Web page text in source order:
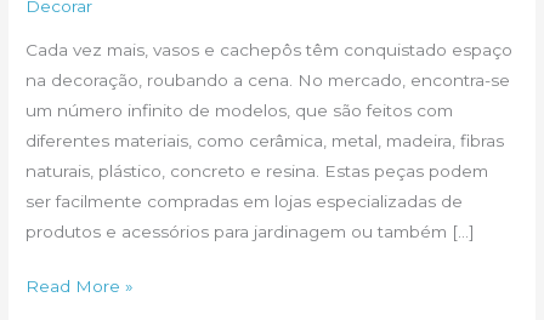
Decorar
Cada vez mais, vasos e cachepôs têm conquistado espaço
na decoração, roubando a cena. No mercado, encontra-se
um número infinito de modelos, que são feitos com
diferentes materiais, como cerâmica, metal, madeira, fibras
naturais, plástico, concreto e resina. Estas peças podem
ser facilmente compradas em lojas especializadas de
produtos e acessórios para jardinagem ou também […]
A
Read More »